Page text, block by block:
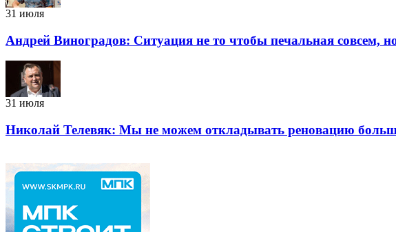
31 июля
Андрей Виноградов: Ситуация не то чтобы печальная совсем,
31 июля
Николай Телевяк: Мы не можем откладывать реновацию